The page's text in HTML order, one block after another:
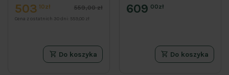
503 10zł 559,00 zł
Cena z ostatnich 30 dni: 559,00 zł
Do koszyka
609 00zł
Do koszyka